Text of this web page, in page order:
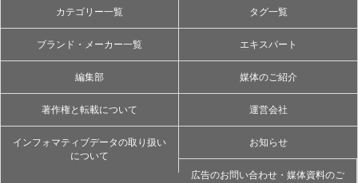
カテゴリー一覧 タグ一覧
ブランド・メーカー一覧 エキスパート
編集部 媒体のご紹介
著作権と転載について 運営会社
インフォマティブデータの取り扱い
について
お知らせ
広告のお問い合わせ・媒体資料のご